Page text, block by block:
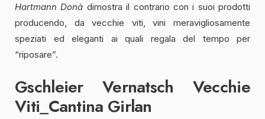
Hartmann Donà dimostra il contrario con i suoi prodotti
producendo, da vecchie viti, vini meravigliosamente
speziati ed eleganti ai quali regala del tempo per
“riposare”.
Gschleier Vernatsch Vecchie
Viti_Cantina Girlan